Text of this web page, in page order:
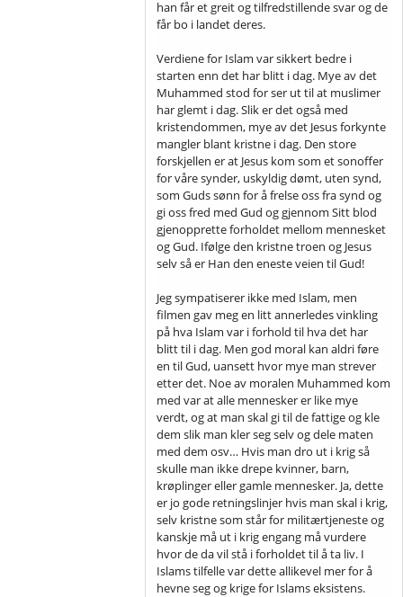
han får et greit og tilfredstillende svar og de
får bo i landet deres.
Verdiene for Islam var sikkert bedre i
starten enn det har blitt i dag. Mye av det
Muhammed stod for ser ut til at muslimer
har glemt i dag. Slik er det også med
kristendommen, mye av det Jesus forkynte
mangler blant kristne i dag. Den store
forskjellen er at Jesus kom som et sonoffer
for våre synder, uskyldig dømt, uten synd,
som Guds sønn for å frelse oss fra synd og
gi oss fred med Gud og gjennom Sitt blod
gjenopprette forholdet mellom mennesket
og Gud. Ifølge den kristne troen og Jesus
selv så er Han den eneste veien til Gud!
Jeg sympatiserer ikke med Islam, men
filmen gav meg en litt annerledes vinkling
på hva Islam var i forhold til hva det har
blitt til i dag. Men god moral kan aldri føre
en til Gud, uansett hvor mye man strever
etter det. Noe av moralen Muhammed kom
med var at alle mennesker er like mye
verdt, og at man skal gi til de fattige og kle
dem slik man kler seg selv og dele maten
med dem osv… Hvis man dro ut i krig så
skulle man ikke drepe kvinner, barn,
krøplinger eller gamle mennesker. Ja, dette
er jo gode retningslinjer hvis man skal i krig,
selv kristne som står for militærtjeneste og
kanskje må ut i krig engang må vurdere
hvor de da vil stå i forholdet til å ta liv. I
Islams tilfelle var dette allikevel mer for å
hevne seg og krige for Islams eksistens.